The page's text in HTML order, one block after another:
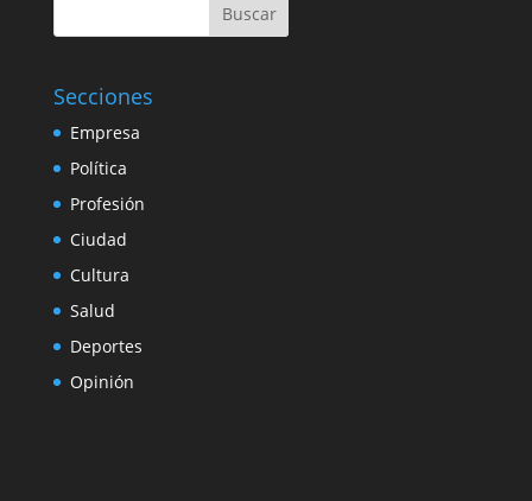
Buscar
Secciones
Empresa
Política
Profesión
Ciudad
Cultura
Salud
Deportes
Opinión